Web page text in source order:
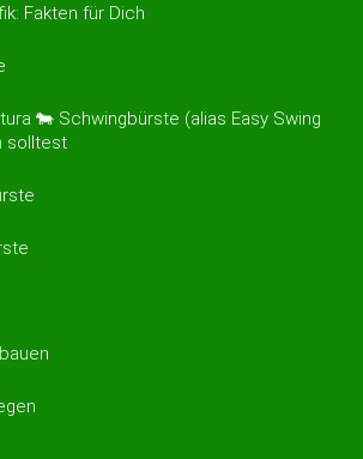
Fakten für Dich
🐄 Schwingbürste (alias Easy Swing
solltest